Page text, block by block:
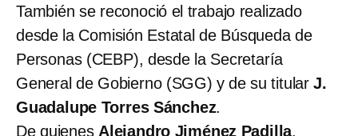
También se reconoció el trabajo realizado
desde la Comisión Estatal de Búsqueda de
Personas (CEBP), desde la Secretaría
General de Gobierno (SGG) y de su titularJ.
Guadalupe Torres Sánchez.
De quienes Alejandro Jiménez Padilla,